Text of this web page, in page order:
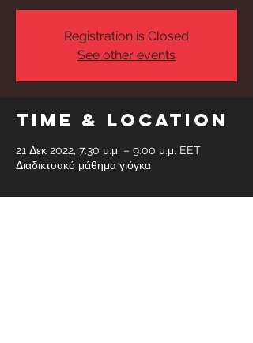
Registration is Closed
See other events
Time & Location
21 Δεκ 2022, 7:30 μ.μ. – 9:00 μ.μ. EET
Διαδικτυακό μάθημα γιόγκα